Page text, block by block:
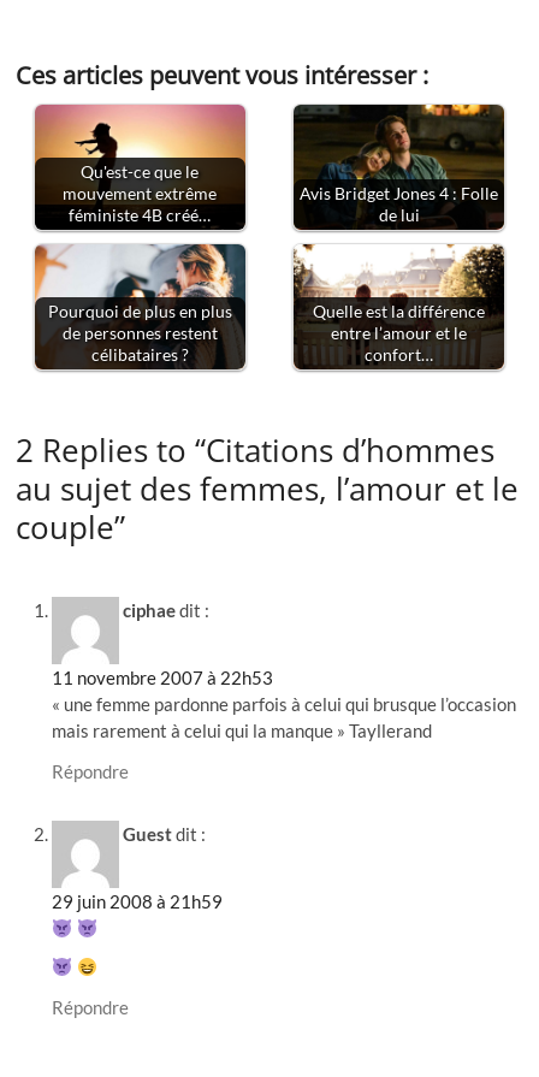
Ces articles peuvent vous intéresser :
Qu'est-ce que le
mouvement extrême
féministe 4B créé…
Avis Bridget Jones 4 : Folle
de lui
Pourquoi de plus en plus
de personnes restent
célibataires ?
Quelle est la différence
entre l’amour et le
confort…
2 Replies to “Citations d’hommes
au sujet des femmes, l’amour et le
couple”
ciphaedit :
11 novembre 2007 à 22h53
« une femme pardonne parfois à celui qui brusque l’occasion
mais rarement à celui qui la manque » Tayllerand
Répondre
Guestdit :
29 juin 2008 à 21h59
Répondre